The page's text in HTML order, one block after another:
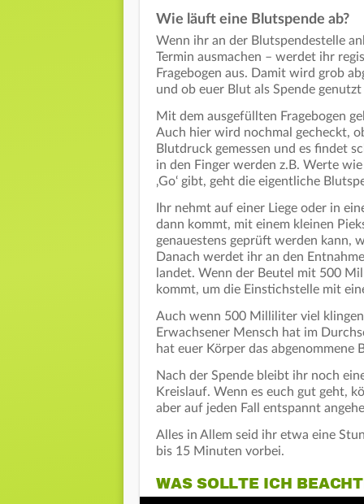
Wie läuft eine Blutspende ab?
Wenn ihr an der Blutspendestelle
Termin ausmachen – werdet ihr
Fragebogen aus. Damit wird grob
und ob euer Blut als Spende
Mit dem ausgefüllten Fragebogen
Auch hier wird nochmal gecheckt,
Blutdruck gemessen und es findet
in den Finger werden z.B. Werte
‚Go‘ gibt, geht die eigentliche
Ihr nehmt auf einer Liege oder in
dann kommt, mit einem kleinen
genauestens geprüft werden kann,
Danach werdet ihr an den
landet. Wenn der Beutel mit 500
kommt, um die Einstichstelle mit
Auch wenn 500 Milliliter viel
Erwachsener Mensch hat im
hat euer Körper das
Nach der Spende bleibt ihr noch
Kreislauf. Wenn es euch gut geht,
aber auf jeden Fall entspannt
Alles in Allem seid ihr etwa eine
bis 15 Minuten vorbei.
WAS SOLLTE ICH